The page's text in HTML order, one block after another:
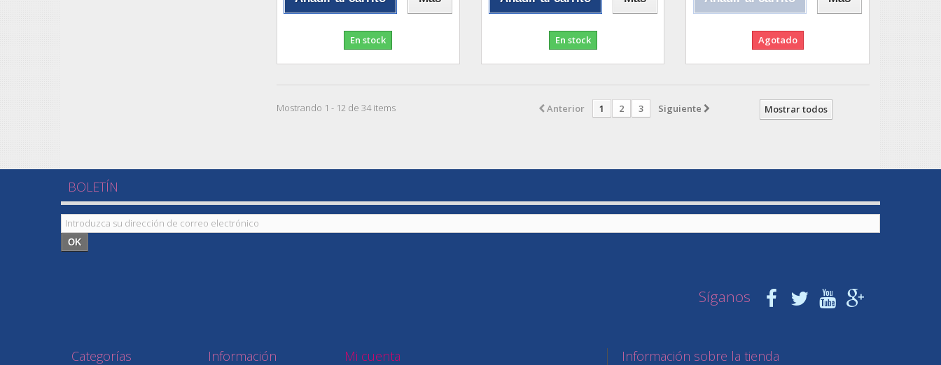
En stock En stock Agotado
Mostrar todos
Anterior 1 2 3 Siguiente
Mostrando 1 - 12 de 34 items
BOLETÍN
OK
Síganos
Categorías Información Mi cuenta Información sobre la tienda